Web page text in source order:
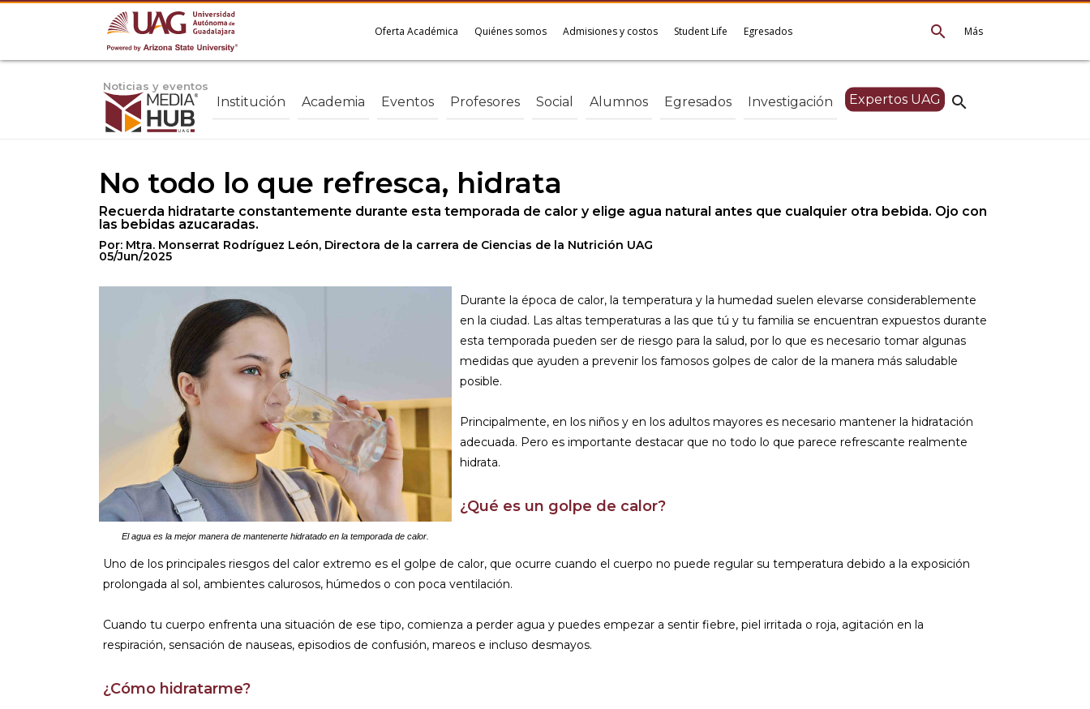
Más
search
Oferta Académica Quiénes somos Admisiones y costos Student Life Egresados
Noticias y eventos
search
Institución Academia Eventos Profesores Social Alumnos Egresados Investigación Expertos UAG
No todo lo que refresca, hidrata
Recuerda hidratarte constantemente durante esta temporada de calor y elige agua natural antes que cualquier otra bebida. Ojo con
las bebidas azucaradas.
Por: Mtra. Monserrat Rodríguez León, Directora de la carrera de Ciencias de la Nutrición UAG
05/Jun/2025
El agua es la mejor manera de mantenerte hidratado en la temporada de calor.
Durante la época de calor, la temperatura y la humedad suelen elevarse considerablemente
en la ciudad. Las altas temperaturas a las que tú y tu familia se encuentran expuestos durante
esta temporada pueden ser de riesgo para la salud, por lo que es necesario tomar algunas
medidas que ayuden a prevenir los famosos golpes de calor de la manera más saludable
posible.
Principalmente, en los niños y en los adultos mayores es necesario mantener la hidratación
adecuada. Pero es importante destacar que no todo lo que parece refrescante realmente
hidrata.
¿Qué es un golpe de calor?
Uno de los principales riesgos del calor extremo es el golpe de calor, que ocurre cuando el cuerpo no puede regular su temperatura debido a la exposición
prolongada al sol, ambientes calurosos, húmedos o con poca ventilación.
Cuando tu cuerpo enfrenta una situación de ese tipo, comienza a perder agua y puedes empezar a sentir fiebre, piel irritada o roja, agitación en la
respiración, sensación de nauseas, episodios de confusión, mareos e incluso desmayos.
¿Cómo hidratarme?